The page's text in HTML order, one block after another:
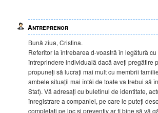
Antreprenor
Bună ziua, Cristina.
Referitor la întrebarea d-voastră în legătură
întreprindere individuală dacă aveți pregătire
propuneți să lucrați mai mult cu membrii
ambele situații mai întâi de toate va trebui să
Stat). Vă adresați cu buletinul de identitate,
înregistrare a companiei, pe care le puteți
completați pe loc și preventiv ar fi bine să vă